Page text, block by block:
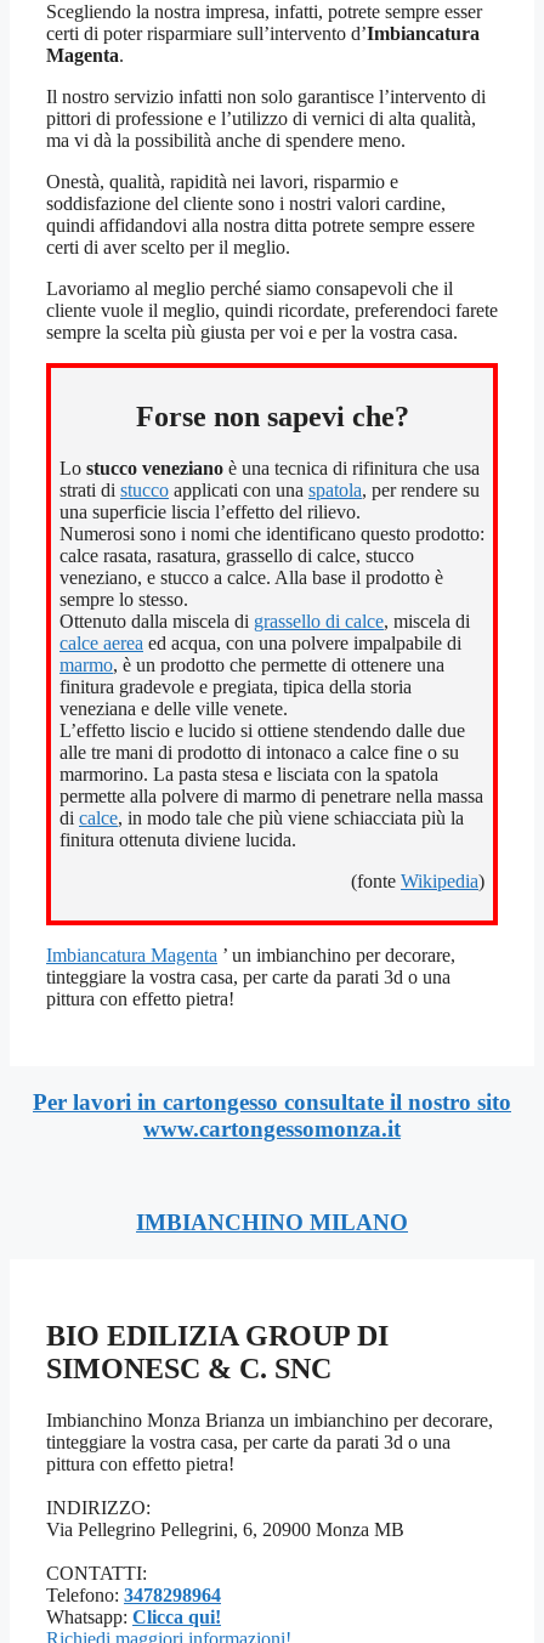
Scegliendo la nostra impresa, infatti, potrete sempre esser
certi di poter risparmiare sull’intervento d’Imbiancatura
Magenta.
Il nostro servizio infatti non solo garantisce l’intervento di
pittori di professione e l’utilizzo di vernici di alta qualità,
ma vi dà la possibilità anche di spendere meno.
Onestà, qualità, rapidità nei lavori, risparmio e
soddisfazione del cliente sono i nostri valori cardine,
quindi affidandovi alla nostra ditta potrete sempre essere
certi di aver scelto per il meglio.
Lavoriamo al meglio perché siamo consapevoli che il
cliente vuole il meglio, quindi ricordate, preferendoci farete
sempre la scelta più giusta per voi e per la vostra casa.
Forse non sapevi che?
Lo stucco veneziano è una tecnica di rifinitura che usa
strati di stucco applicati con una spatola, per rendere su
una superficie liscia l’effetto del rilievo.
Numerosi sono i nomi che identificano questo prodotto:
calce rasata, rasatura, grassello di calce, stucco
veneziano, e stucco a calce. Alla base il prodotto è
sempre lo stesso.
Ottenuto dalla miscela di grassello di calce, miscela di
calce aerea ed acqua, con una polvere impalpabile di
marmo, è un prodotto che permette di ottenere una
finitura gradevole e pregiata, tipica della storia
veneziana e delle ville venete.
L’effetto liscio e lucido si ottiene stendendo dalle due
alle tre mani di prodotto di intonaco a calce fine o su
marmorino. La pasta stesa e lisciata con la spatola
permette alla polvere di marmo di penetrare nella massa
di calce, in modo tale che più viene schiacciata più la
finitura ottenuta diviene lucida.
(fonte Wikipedia)
Imbiancatura Magenta ’ un imbianchino per decorare,
tinteggiare la vostra casa, per carte da parati 3d o una
pittura con effetto pietra!
Per lavori in cartongesso consultate il nostro sito
www.cartongessomonza.it
IMBIANCHINO MILANO
BIO EDILIZIA GROUP DI
SIMONESC & C. SNC
Imbianchino Monza Brianza un imbianchino per decorare,
tinteggiare la vostra casa, per carte da parati 3d o una
pittura con effetto pietra!
INDIRIZZO:
Via Pellegrino Pellegrini, 6, 20900 Monza MB
CONTATTI:
Telefono: 3478298964
Whatsapp: Clicca qui!
Richiedi maggiori informazioni!